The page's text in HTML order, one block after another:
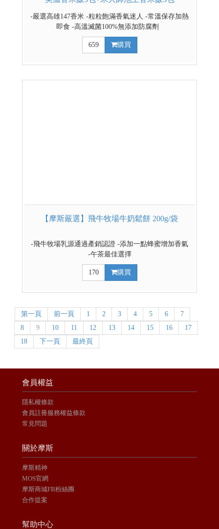
-嚴選高雄147香米 -粒粒飽滿香氣迷人 -常溫保存加熱
即食 -高溫滅菌100%無添加防腐劑
659 購買
【摩斯嚴選】飛牛牧場牛奶鬆餅 200g/袋
-飛牛牧場乳源通過產銷認證 -添加一點蜂蜜增加香氣
-午茶最佳選擇
170 購買
第一頁 前一頁 1 2 3 4 5 6
7
8
9 10 11 12 13 14 15 16
17
18
下一頁 最終頁
會員權益
隱私權條款
會員註冊服務權益條款
常見問題
關於摩斯
摩斯精神
MOS官網
摩斯商城FB粉絲團
合作提案
幫助中心